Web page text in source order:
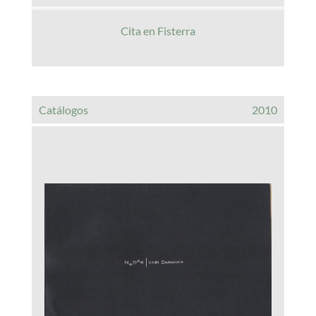
Cita en Fisterra
Catálogos 2010